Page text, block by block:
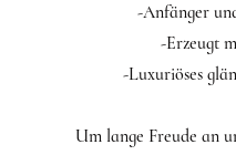
-Anfänger
-Erzeugt
-Luxuriöses
Um lange Freude an